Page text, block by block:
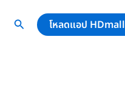
โหลดแอป HDmall